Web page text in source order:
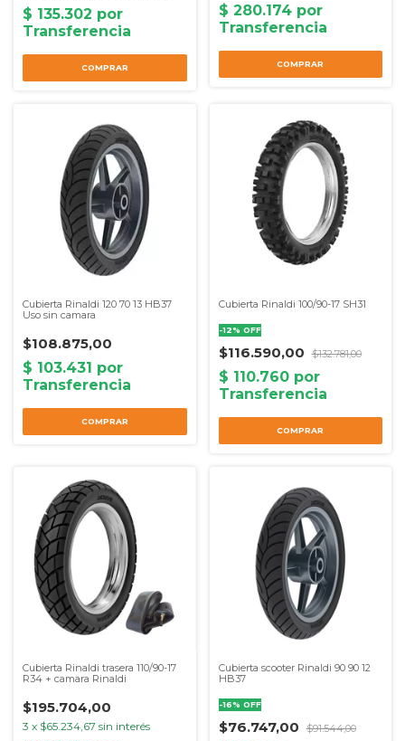
COMPRAR COMPRAR
Cubierta Rinaldi 120 70 13 HB37
Uso sin camara
$108.875,00
COMPRAR
Cubierta Rinaldi 100/90-17 SH31
-12% OFF
$116.590,00 $132.781,00
COMPRAR
Cubierta Rinaldi trasera 110/90-17
R34 + camara Rinaldi
$195.704,00
3 x $65.234,67 sin interés
Cubierta scooter Rinaldi 90 90 12
HB37
-16% OFF
$76.747,00 $91.544,00